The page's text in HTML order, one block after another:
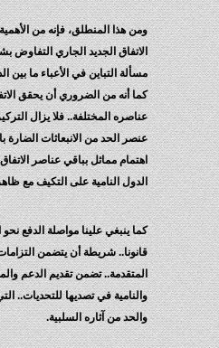
ومن هذا المنطلق، فإنه من
الاتفاق الجديد الجاري التفاوض
مسألة التباين في الأعباء ما بين
كما أنه من الضروري أن يحقق الاتفاق
عناصره المختلفة.. فلا يزال
عنصر الحد من الانبعاثات الضارة
اهتمام مماثل بباقي عناصر
الدول النامية على التكيف مع ظاهرة
كما ينبغي علينا مواصلة الدفع نحو
قانونا.. شريطة أن يتضمن التزامات
المتقدمة.. تضمن تقديم الدعم
والنامية في تصديها للتحديات.. التي
والحد من آثاره السلبية.